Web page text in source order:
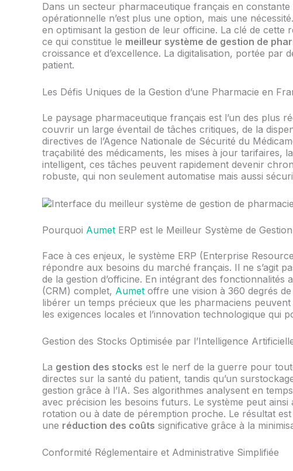
Dans un secteur pharmaceutique français en
opérationnelle n’est plus une option, mais une
en optimisant la gestion de leur officine. La clé de cette
ce qui constitue le meilleur système de gestion de
croissance et d’excellence. La digitalisation, portée par
patient.
Les Défis Uniques de la Gestion d’une Pharmacie en
Le paysage pharmaceutique français est l’un des plus
couvrir un large éventail de tâches critiques, de la
directives de l’Agence Nationale de Sécurité du
traçabilité des médicaments, les mises à jour tarifaires,
intelligent, ces tâches peuvent rapidement devenir
robuste, qui non seulement automatise mais aussi
Pourquoi Aumet ERP est le Meilleur Système de
Face à ces enjeux, le système ERP (Enterprise
répondre aux besoins du marché français. Il ne s’agit
de la gestion d’officine. En intégrant des
(CRM) complet, Aumet offre une vision à 360 degrés
libérer un temps précieux que les pharmaciens
les exigences locales et l’innovation technologique qui
Gestion des Stocks Optimisée par l’Intelligence
La gestion des stocks est le nerf de la guerre pour
directes sur la santé du patient, tandis qu’un
gestion grâce à l’IA. Ses algorithmes analysent en
avec précision les besoins futurs. Le système peut
rotation ou à date de péremption proche. Le résultat
une réduction des coûts significative grâce à la
Conformité Réglementaire et Administrative Simplifiée